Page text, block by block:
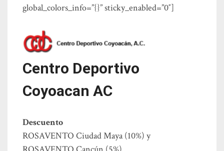
global_colors_info=”{}” sticky_enabled=”0″]
Centro Deportivo
Coyoacan AC
Descuento
ROSAVENTO Ciudad Maya (10%) y